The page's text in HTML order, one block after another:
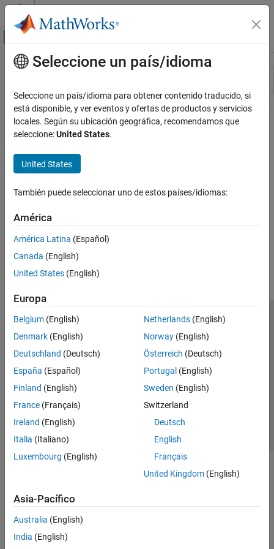
Saltar al contenido
Mostrar/ocultar menú de navegación
Recurso
Contenido principal
Seleccione un país/idioma
Seleccione un país/idioma para obtener contenido traducido, si
está disponible, y ver eventos y ofertas de productos y servicios
locales. Según su ubicación geográfica, recomendamos que
seleccione:United States.
United States
También puede seleccionar uno de estos países/idiomas:
América
América Latina (Español)
Canada (English)
United States (English)
Europa
Belgium (English)
Denmark (English)
Deutschland (Deutsch)
España (Español)
Finland (English)
France (Français)
Ireland (English)
Italia (Italiano)
Luxembourg (English)
Netherlands(English)
Norway(English)
Österreich (Deutsch)
Portugal (English)
Sweden (English)
Switzerland
Deutsch
English
Français
United Kingdom(English)
Asia-Pacífico
Australia (English)
India (English)
Centro de confianza
Marcas comerciales
Política de privacidad
Antipiratería
Estado de las aplicaciones
Información de contacto
© 1994-2026 The MathWorks, Inc.
Seleccione un país/